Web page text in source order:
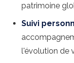
patrimoine
Suivi
l'évolution de